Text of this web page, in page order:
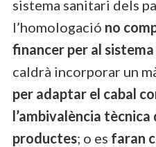
sistema sanitari dels
l’homologació no
financer per al
caldrà incorporar un
per adaptar el cabal
l’ambivalència tècnica
productes; o es faran